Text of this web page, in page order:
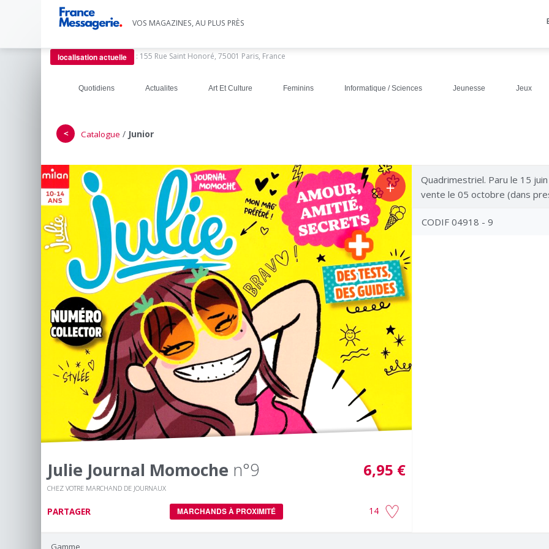
VOS MAGAZINES, AU PLUS PRÈS
localisation actuelle : 155 Rue Saint Honoré, 75001 Paris, France
Quotidiens Actualites Art Et Culture Feminins Informatique / Sciences Jeunesse Jeux
＜ Catalogue / Junior
＋
Julie Journal Momoche n°9
CHEZ VOTRE MARCHAND DE JOURNAUX
6,95 €
PARTAGER MARCHANDS À PROXIMITÉ 14
Quadrimestriel. Paru le 15
vente le 05 octobre (dans
CODIF 04918 - 9
Gamme